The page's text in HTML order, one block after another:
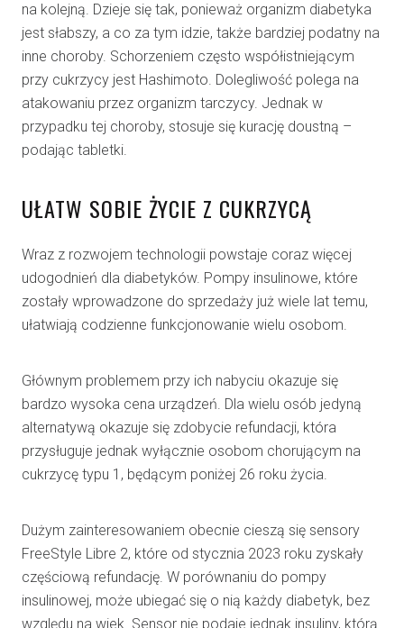
na kolejną. Dzieje się tak, ponieważ organizm diabetyka
jest słabszy, a co za tym idzie, także bardziej podatny na
inne choroby. Schorzeniem często współistniejącym
przy cukrzycy jest Hashimoto. Dolegliwość polega na
atakowaniu przez organizm tarczycy. Jednak w
przypadku tej choroby, stosuje się kurację doustną –
podając tabletki.
UŁATW SOBIE ŻYCIE Z CUKRZYCĄ
Wraz z rozwojem technologii powstaje coraz więcej
udogodnień dla diabetyków. Pompy insulinowe, które
zostały wprowadzone do sprzedaży już wiele lat temu,
ułatwiają codzienne funkcjonowanie wielu osobom.
Głównym problemem przy ich nabyciu okazuje się
bardzo wysoka cena urządzeń. Dla wielu osób jedyną
alternatywą okazuje się zdobycie refundacji, która
przysługuje jednak wyłącznie osobom chorującym na
cukrzycę typu 1, będącym poniżej 26 roku życia.
Dużym zainteresowaniem obecnie cieszą się sensory
FreeStyle Libre 2, które od stycznia 2023 roku zyskały
częściową refundację. W porównaniu do pompy
insulinowej, może ubiegać się o nią każdy diabetyk, bez
względu na wiek. Sensor nie podaje jednak insuliny, którą